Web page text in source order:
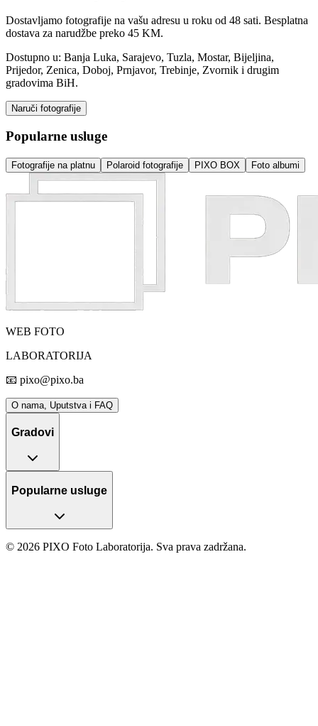
Dostavljamo fotografije na vašu adresu u roku od 48 sati. Besplatna
dostava za narudžbe preko 45 KM.
Dostupno u: Banja Luka, Sarajevo, Tuzla, Mostar, Bijeljina,
Prijedor, Zenica, Doboj, Prnjavor, Trebinje, Zvornik i drugim
gradovima BiH.
Naruči fotografije
Popularne usluge
Fotografije na platnu Polaroid fotografije PIXO BOX Foto albumi
WEB FOTO
LABORATORIJA
📧 pixo@pixo.ba
O nama, Uputstva i FAQ
Gradovi
Popularne usluge
© 2026 PIXO Foto Laboratorija. Sva prava zadržana.